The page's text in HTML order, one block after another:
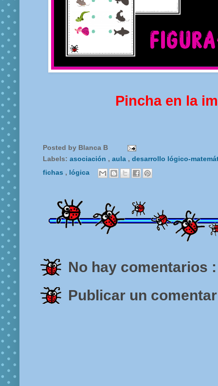
Pincha en la
Posted by Blanca B
Labels: asociación , aula , desarrollo lógico-
fichas , lógica
No hay comentarios :
Publicar un